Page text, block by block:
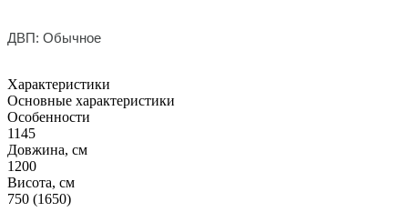
ДВП: Обычное
Характеристики
Основные характеристики
Особенности
1145
Довжина, см
1200
Висота, см
750 (1650)